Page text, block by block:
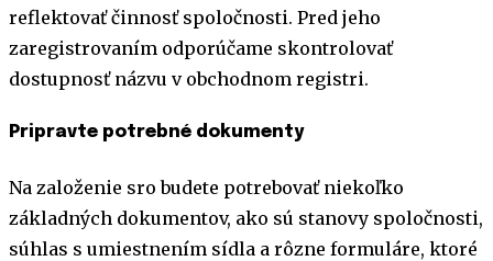
reflektovať činnosť spoločnosti. Pred jeho
zaregistrovaním odporúčame skontrolovať
dostupnosť názvu v obchodnom registri.
Pripravte potrebné dokumenty
Na založenie sro budete potrebovať niekoľko
základných dokumentov, ako sú stanovy spoločnosti,
súhlas s umiestnením sídla a rôzne formuláre, ktoré